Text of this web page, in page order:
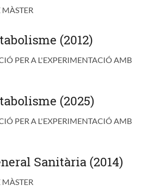
MÀSTER
(2012)
PER A L'EXPERIMENTACIÓ AMB
(2025)
PER A L'EXPERIMENTACIÓ AMB
Sanitària (2014)
MÀSTER